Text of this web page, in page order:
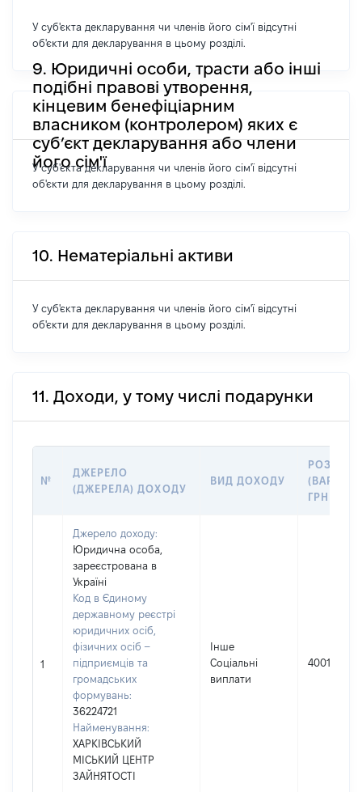
У суб'єкта декларування чи членів його сім'ї відсутні
об'єкти для декларування в цьому розділі.
9. Юридичні особи, трасти або інші
подібні правові утворення,
кінцевим бенефіціарним
власником (контролером) яких є
суб’єкт декларування або члени
його сім'ї
У суб'єкта декларування чи членів його сім'ї відсутні
об'єкти для декларування в цьому розділі.
10. Нематеріальні активи
У суб'єкта декларування чи членів його сім'ї відсутні
об'єкти для декларування в цьому розділі.
11. Доходи, у тому числі подарунки
№
ДЖЕРЕЛО
(ДЖЕРЕЛА) ДОХОДУ
ВИД ДОХОДУ
РОЗМІР
ГРН
1
Джерело доходу:
Юридична особа,
зареєстрована в
Україні
Код в Єдиному
державному реєстрі
юридичних осіб,
фізичних осіб –
підприємців та
громадських
формувань:
36224721
Найменування:
ХАРКІВСЬКИЙ
МІСЬКИЙ ЦЕНТР
ЗАЙНЯТОСТІ
Інше
Соціальні
виплати
40011